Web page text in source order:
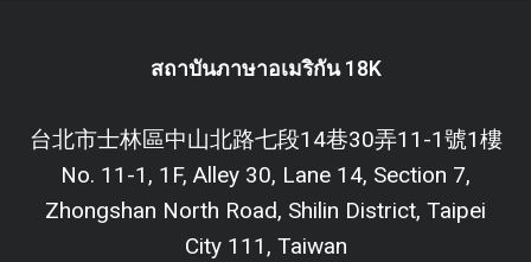
สถาบันภาษาอเมริกัน 18K
台北市士林區中山北路七段14巷30弄11-1號1樓
No. 11-1, 1F, Alley 30, Lane 14, Section 7,
Zhongshan North Road, Shilin District, Taipei
City 111, Taiwan